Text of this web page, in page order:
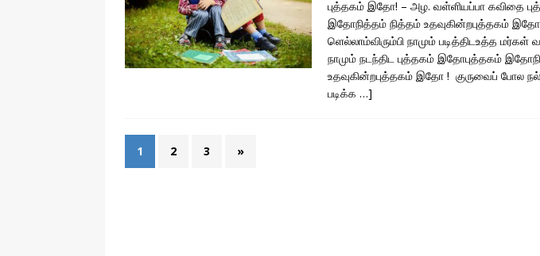
புத்தகம் இதோ! – அழ. வள்ளியப்பா கவிதை
இதோநித்தம் நித்தம் உதவுகின்றபுத்தகம்
ளெல்லாம்விரும்பி நாமும் படித்திடஉத்த
நாமும் நடந்திட புத்தகம் இதோபுத்தகம்
உதவுகின்றபுத்தகம் இதோ ! குருவைப் போல
படிக்க …]
1 2 3 »